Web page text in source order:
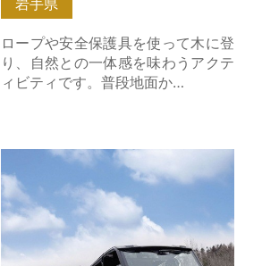
ロープや安全保護具を使って木に登
り、自然との一体感を味わうアクテ
ィビティです。普段地面か…
バギー・ジムニーで行く雪上クロー
ラーオフロード走行体験【岩… の詳
細はこちら